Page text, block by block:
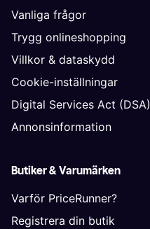
Vanliga frågor
Trygg onlineshopping
Villkor & dataskydd
Cookie-inställningar
Digital Services Act (DSA)
Annonsinformation
Butiker & Varumärken
Varför PriceRunner?
Registrera din butik